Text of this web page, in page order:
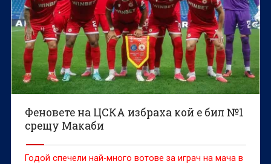
Феновете на ЦСКА избраха кой е бил №1
срещу Макаби
Годой спечели най-много вотове за играч на мача в